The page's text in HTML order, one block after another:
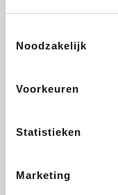
Noodzakelijk
Voorkeuren
Statistieken
Marketing
Brussels Airlines
ZEB